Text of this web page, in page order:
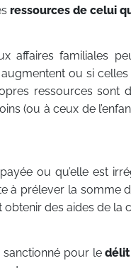
ressources de celui
affaires familiales
ou si
ressources sont
(ou à ceux de
ou qu’elle est
à prélever la somme
des aides de la
sanctionné pour ledélit